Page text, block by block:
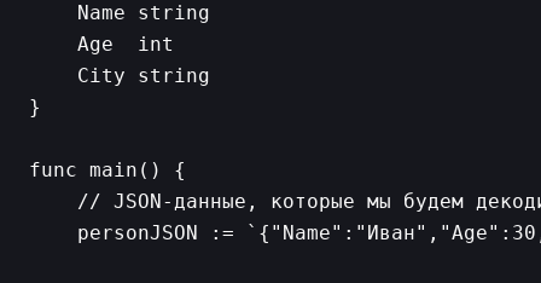
    Name string
    Age  int
    City string
}
func main() {
// JSON-данные, которые мы будем
personJSON :=